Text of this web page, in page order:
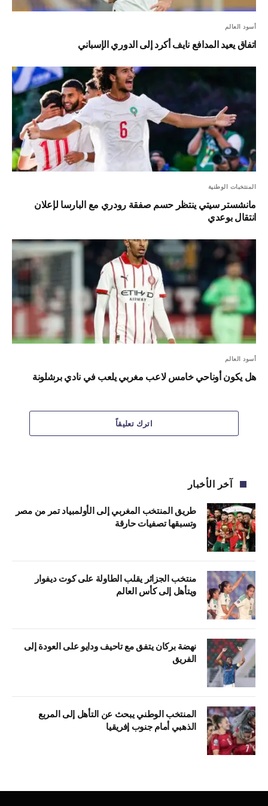
أسود العالم
اتفاق يعيد المدافع نايف أكرد إلى الدوري الإسباني
المنتخبات الوطنية
مانشستر سيتي ينتظر حسم صفقة رودري مع البارسا لإعلان
انتقال بوعدي
أسود العالم
هل يكون أوناحي خامس لاعب مغربي يلعب في نادي برشلونة
اترك تعليقاً
آخر الأخبار
طريق المنتخب المغربي إلى الأولمبياد تمر من مصر
وتسبقها تصفيات حارقة
منتخب الجزائر يقلب الطاولة على كوت ديفوار
ويتأهل إلى كأس العالم
نهضة بركان يتفق مع تاحيف ودايو على العودة إلى
الفريق
المنتخب الوطني يبحث عن التأهل إلى المربع
الذهبي أمام جنوب إفريقيا